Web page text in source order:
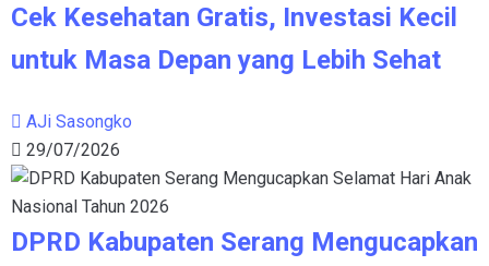
Cek Kesehatan Gratis, Investasi Kecil
untuk Masa Depan yang Lebih Sehat
AJi Sasongko
29/07/2026
DPRD Kabupaten Serang Mengucapkan